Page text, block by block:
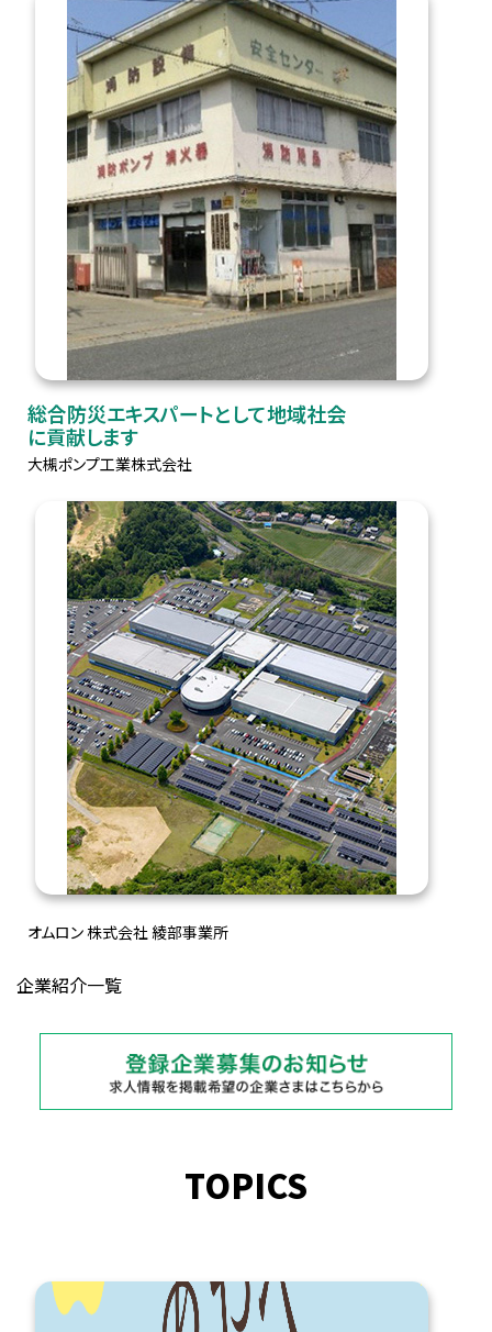
総合防災エキスパートとして地域社会
に貢献します
大槻ポンプ工業株式会社
オムロン 株式会社 綾部事業所
企業紹介一覧
TOPICS